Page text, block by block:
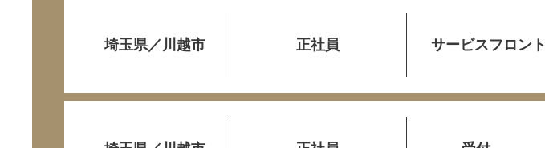
埼玉県／川越市 正社員 サービスフロント